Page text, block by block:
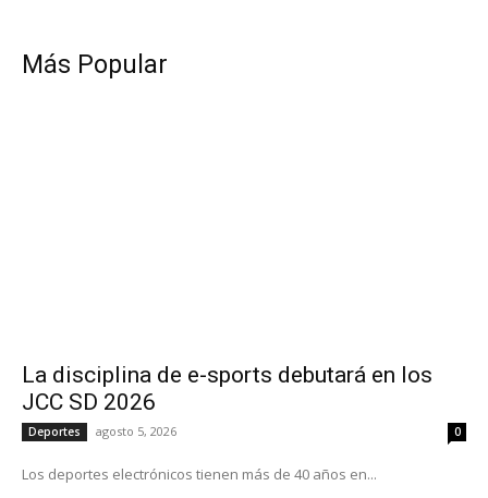
Más Popular
La disciplina de e-sports debutará en los
JCC SD 2026
Deportes agosto 5, 2026 0
Los deportes electrónicos tienen más de 40 años en...